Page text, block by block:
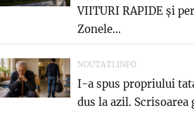
VIITURI RAPIDE și
Zonele...
NOUTATI.INFO
I-a spus propriului
dus la azil. Scrisoarea